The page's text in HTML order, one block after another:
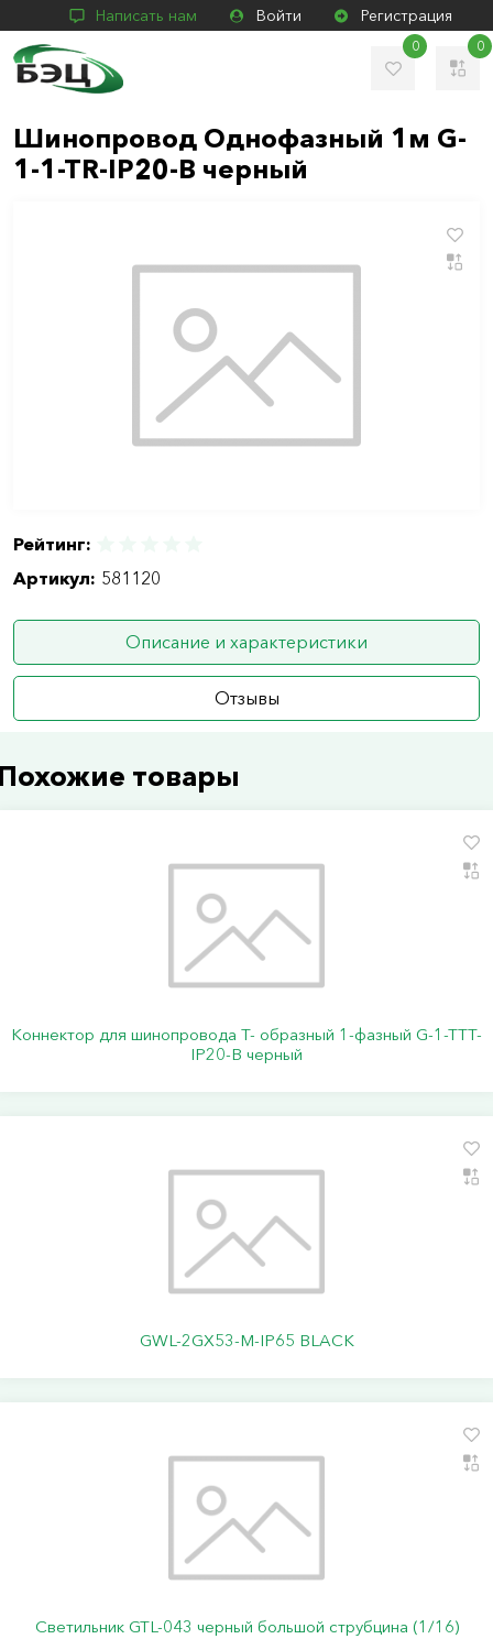
Написать нам Войти Регистрация
0 0
Шинопровод Однофазный 1м G-
1-1-TR-IP20-B черный
Рейтинг:
Артикул: 581120
Описание и характеристики
Отзывы
товары
Коннектор для шинопровода Т- образный 1-фазный G-1-TTT-
IP20-B черный
GWL-2GX53-M-IP65 BLACK
Светильник GTL-043 черный большой струбцина (1/16)